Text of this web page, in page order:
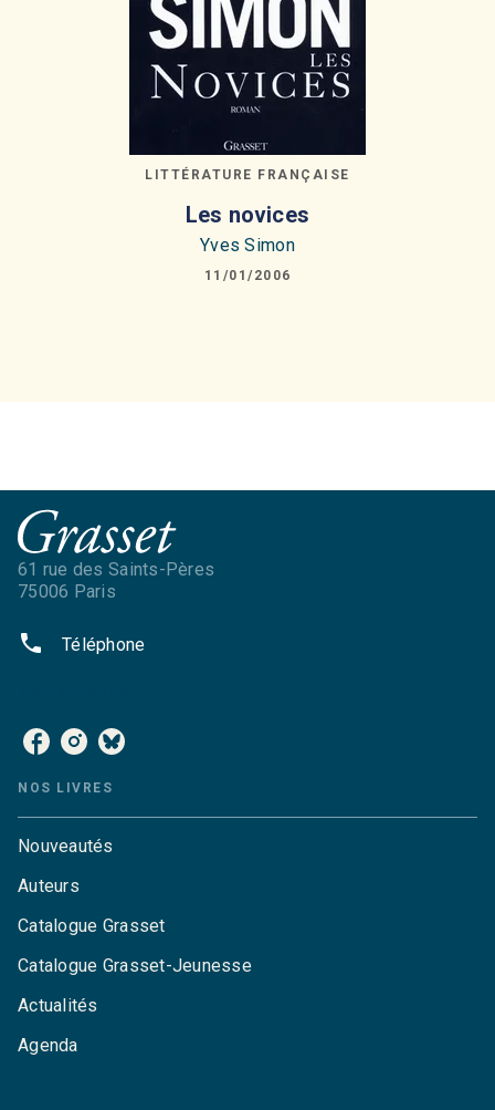
LITTÉRATURE FRANÇAISE
Les novices
Yves Simon
11/01/2006
61 rue des Saints-Pères
75006 Paris
phone Téléphone
NOS LIVRES
Nouveautés
Auteurs
Catalogue Grasset
Catalogue Grasset-Jeunesse
Actualités
Agenda